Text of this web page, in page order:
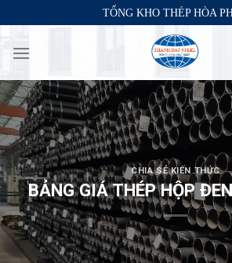
to
content
TỔNG KHO THÉP HÒA
CHIA SẺ KIẾN THỨC
BẢNG GIÁ THÉP HỘP